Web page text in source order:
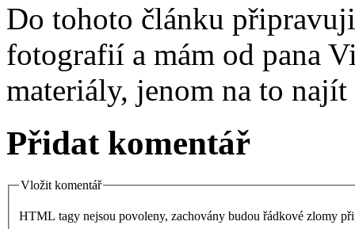
Do tohoto článku
fotografií a mám od pana
materiály, jenom na to
Přidat komentář
Vložit komentář
HTML tagy nejsou povoleny, zachovány budou řádkové zlomy